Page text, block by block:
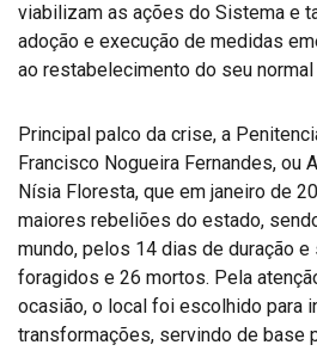
viabilizam as ações do Sistema e
adoção e execução de medidas
ao restabelecimento do seu normal
Principal palco da crise, a
Francisco Nogueira Fernandes, ou
Nísia Floresta, que em janeiro de
maiores rebeliões do estado,
mundo, pelos 14 dias de duração
foragidos e 26 mortos. Pela
ocasião, o local foi escolhido para
transformações, servindo de base